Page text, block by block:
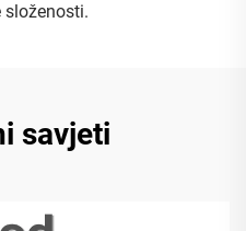
složenosti.
savjeti